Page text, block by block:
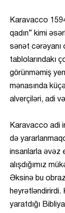
Karavacco
qadın” kimi
sənət cərəyanı
tablolarındakı
görünməmiş
mənasında
alverçiləri, adi
Karavacco adi
də
insanlarla əvəz
alışdığımız
Əksinə bu
heyrətləndirirdi.
yaratdığı